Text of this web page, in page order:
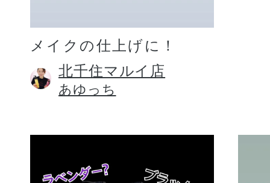
メイクの仕上げに！
北千住マルイ店
あゆっち